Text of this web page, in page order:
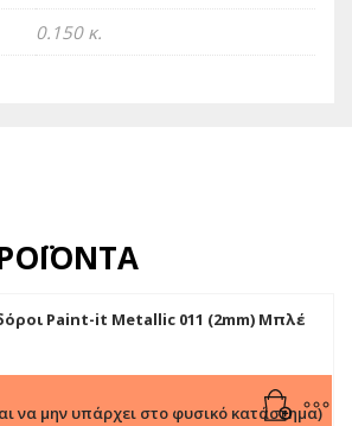
0.150 κ.
Paint-it Metallic 011 (2mm) Μπλέ
να μην υπάρχει στο φυσικό κατάστημα)